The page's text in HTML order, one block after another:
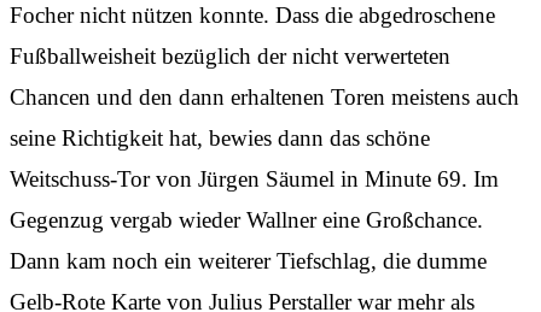
Focher nicht nützen konnte. Dass die abgedroschene
Fußballweisheit bezüglich der nicht verwerteten
Chancen und den dann erhaltenen Toren meistens auch
seine Richtigkeit hat, bewies dann das schöne
Weitschuss-Tor von Jürgen Säumel in Minute 69. Im
Gegenzug vergab wieder Wallner eine Großchance.
Dann kam noch ein weiterer Tiefschlag, die dumme
Gelb-Rote Karte von Julius Perstaller war mehr als